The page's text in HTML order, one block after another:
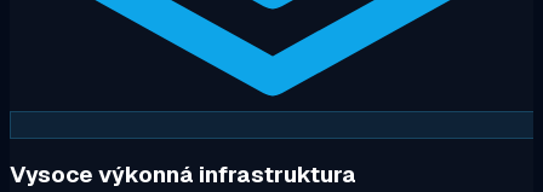
Vysoce výkonná infrastruktura